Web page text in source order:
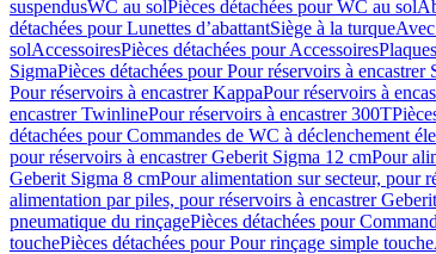
suspendusWC au solPièces détachées pour WC au sol
détachées pour Lunettes d’abattantSiège à la turque
solAccessoiresPièces détachées pour Accessoires
SigmaPièces détachées pour Pour réservoirs à encastrer
Pour réservoirs à encastrer KappaPour réservoirs à
encastrer TwinlinePour réservoirs à encastrer 300T
détachées pour Commandes de WC à déclenchement
pour réservoirs à encastrer Geberit Sigma 12 cmPour
Geberit Sigma 8 cmPour alimentation sur secteur, pour
alimentation par piles, pour réservoirs à encastrer
pneumatique du rinçagePièces détachées pour
touchePièces détachées pour Pour rinçage simple touche